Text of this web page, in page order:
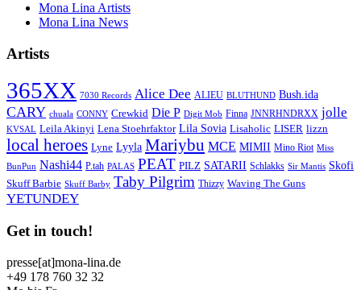
Mona Lina Artists
Mona Lina News
Artists
365XX 7030 Records Alice Dee ALIEU BLUTHUND Bush.ida
CARY chuala CONNY Crewkid Die P Digit Mob Finna JNNRHNDRXX jolle
KVSAL Leila Akinyi Lena Stoehrfaktor Lila Sovia Lisaholic LISER lizzn
local heroes Lyne Lyyla Mariybu MCE MIMII Mino Riot Miss
BunPun Nashi44 P.tah PALAS PEAT PILZ SATARII Schlakks Sir Mantis Skofi
Skuff Barbie Skuff Barby Taby Pilgrim Thizzy Waving The Guns
YETUNDEY
Get in touch!
presse[at]mona-lina.de
+49 178 760 32 32